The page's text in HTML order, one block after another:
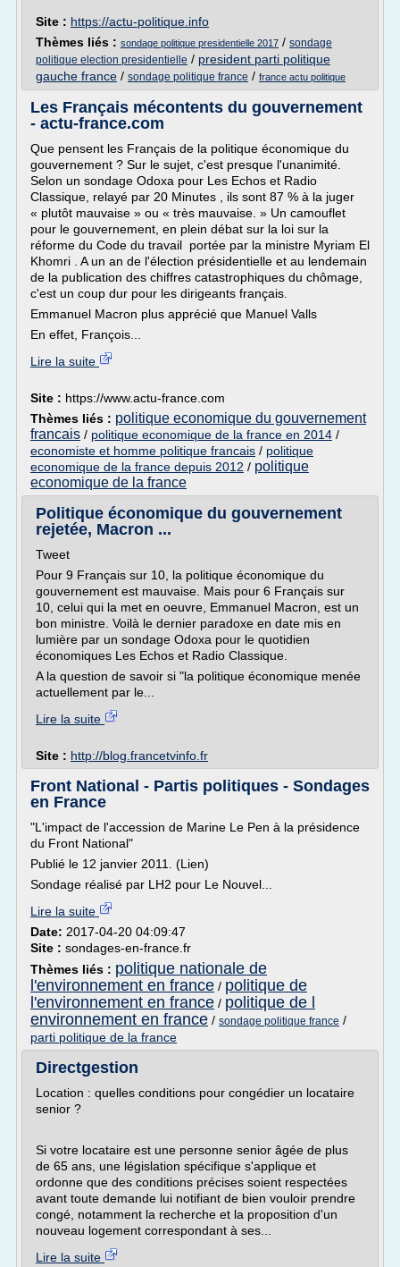
Site : https://actu-politique.info
Thèmes liés : sondage politique presidentielle 2017 / sondage
politique election presidentielle / president parti politique
gauche france / sondage politique france / france actu politique
Les Français mécontents du gouvernement
- actu-france.com
Que pensent les Français de la politique économique du
gouvernement ? Sur le sujet, c'est presque l'unanimité.
Selon un sondage Odoxa pour Les Echos et Radio
Classique, relayé par 20 Minutes , ils sont 87 % à la juger
« plutôt mauvaise » ou « très mauvaise. » Un camouflet
pour le gouvernement, en plein débat sur la loi sur la
réforme du Code du travail portée par la ministre Myriam El
Khomri . A un an de l'élection présidentielle et au lendemain
de la publication des chiffres catastrophiques du chômage,
c'est un coup dur pour les dirigeants français.
Emmanuel Macron plus apprécié que Manuel Valls
En effet, François...
Lire la suite
Site : https://www.actu-france.com
Thèmes liés : politique economique du gouvernement
francais / politique economique de la france en 2014 /
economiste et homme politique francais / politique
economique de la france depuis 2012 / politique
economique de la france
Politique économique du gouvernement
rejetée, Macron ...
Tweet
Pour 9 Français sur 10, la politique économique du
gouvernement est mauvaise. Mais pour 6 Français sur
10, celui qui la met en oeuvre, Emmanuel Macron, est un
bon ministre. Voilà le dernier paradoxe en date mis en
lumière par un sondage Odoxa pour le quotidien
économiques Les Echos et Radio Classique.
A la question de savoir si "la politique économique menée
actuellement par le...
Lire la suite
Site : http://blog.francetvinfo.fr
Front National - Partis politiques - Sondages
en France
"L'impact de l'accession de Marine Le Pen à la présidence
du Front National"
Publié le 12 janvier 2011. (Lien)
Sondage réalisé par LH2 pour Le Nouvel...
Lire la suite
Date: 2017-04-20 04:09:47
Site : sondages-en-france.fr
Thèmes liés : politique nationale de
l'environnement en france / politique de
l'environnement en france / politique de l
environnement en france / sondage politique france /
parti politique de la france
Directgestion
Location : quelles conditions pour congédier un locataire
senior ?
Si votre locataire est une personne senior âgée de plus
de 65 ans, une législation spécifique s'applique et
ordonne que des conditions précises soient respectées
avant toute demande lui notifiant de bien vouloir prendre
congé, notamment la recherche et la proposition d'un
nouveau logement correspondant à ses...
Lire la suite